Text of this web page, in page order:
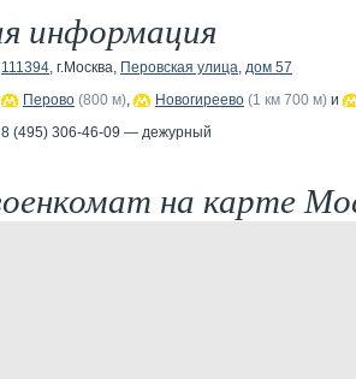
информация
111394, г.Москва, Перовская улица, дом 57
Перово (800 м), Новогиреево (1 км 700 м) и
8 (495) 306-46-09 — дежурный
на карте